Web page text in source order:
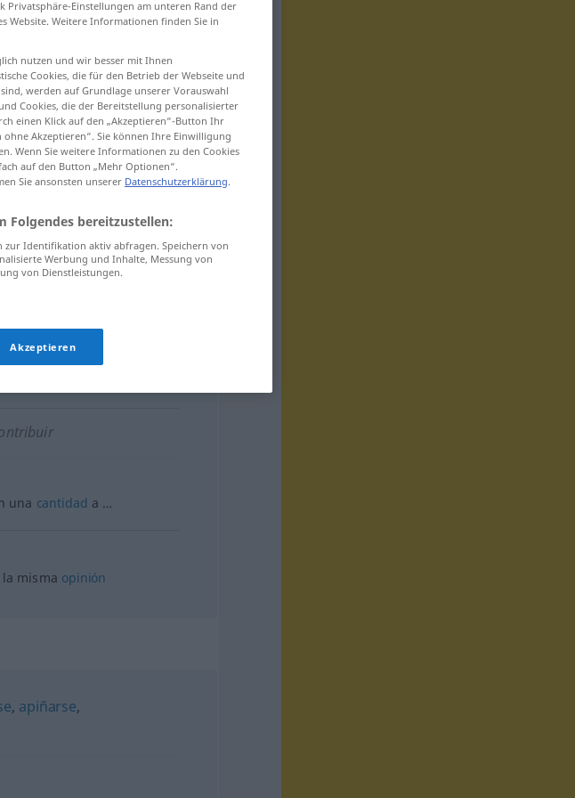
Beispiele...
una cantidad a …
misma opinión
, apiñarse,
Einstellungen am unteren Rand der
Website. Weitere Informationen finden Sie in
nutzen und wir besser mit Ihnen
Cookies, die für den Betrieb der Webseite und
werden auf Grundlage unserer Vorauswahl
Cookies, die der Bereitstellung personalisierter
einen Klick auf den „Akzeptieren“-Button Ihr
Akzeptieren“. Sie können Ihre Einwilligung
Wenn Sie weitere Informationen zu den Cookies
auf den Button „Mehr Optionen“.
Sie ansonsten unserer Datenschutzerklärung.
Folgendes bereitzustellen:
zur Identifikation aktiv abfragen. Speichern von
Werbung und Inhalte, Messung von
von Dienstleistungen.
Akzeptieren